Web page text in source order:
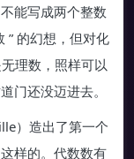
能写成两个整数
” 的幻想，但对化
理数，照样可以
门还没迈进去。
）造出了第一个
样的。代数数有